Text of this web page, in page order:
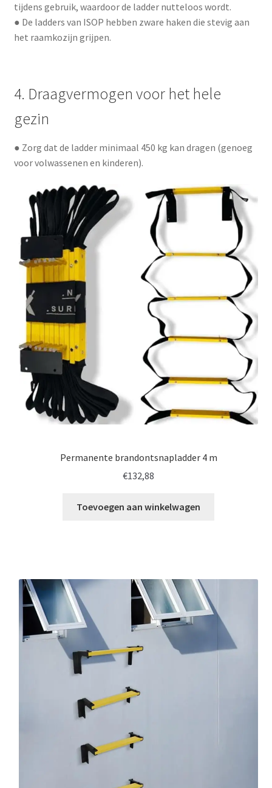
tijdens gebruik, waardoor de ladder nutteloos wordt.
● De ladders van ISOP hebben zware haken die stevig aan
het raamkozijn grijpen.
4. Draagvermogen voor het hele
gezin
● Zorg dat de ladder minimaal 450 kg kan dragen (genoeg
voor volwassenen en kinderen).
Permanente brandontsnapladder 4 m
€132,88
Toevoegen aan winkelwagen